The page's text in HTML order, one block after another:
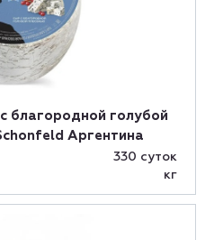
благородной голубой
Аргентина
330 суток
кг